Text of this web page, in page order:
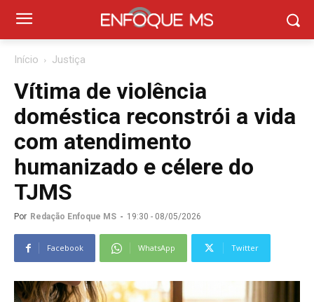
Início Justiça
Vítima de violência
doméstica reconstrói a vida
com atendimento
humanizado e célere do
TJMS
Por Redação Enfoque MS - 19:30 - 08/05/2026
Facebook WhatsApp Twitter